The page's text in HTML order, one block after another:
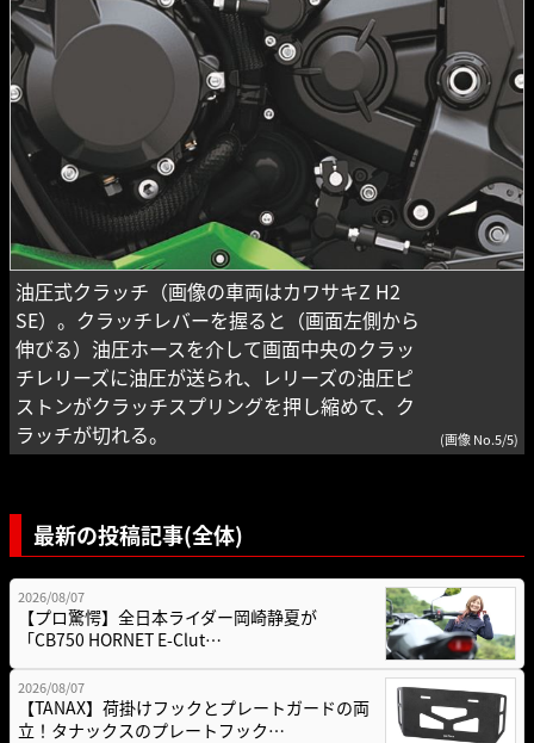
油圧式クラッチ（画像の車両はカワサキZ H2
SE）。クラッチレバーを握ると（画面左側から
伸びる）油圧ホースを介して画面中央のクラッ
チレリーズに油圧が送られ、レリーズの油圧ピ
ストンがクラッチスプリングを押し縮めて、ク
ラッチが切れる。
(画像 No.5/5)
最新の投稿記事(全体)
2026/08/07
【プロ驚愕】全日本ライダー岡崎静夏が
「CB750 HORNET E-Clut…
2026/08/07
【TANAX】荷掛けフックとプレートガードの両
立！タナックスのプレートフック…